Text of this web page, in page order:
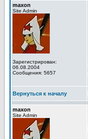
maxon
Site Admin
Зарегистрирован:
06.08.2004
Сообщения: 5657
Вернуться к началу
maxon
Site Admin